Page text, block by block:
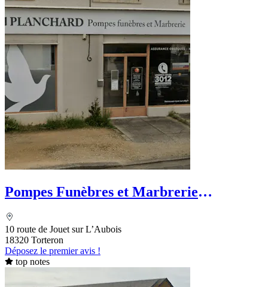
Pompes Funèbres et Marbrerie
10 route de Jouet sur L’Aubois
18320 Torteron
Déposez le premier avis !
top notes